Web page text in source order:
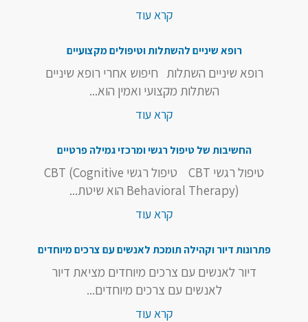
קרא עוד
רופא שיניים להשתלות וטיפולים מקצועיים
רופא שיניים השתלות חיפוש אחרי רופא שיניים
השתלות מקצועי ואמין הוא...
קרא עוד
החשיבות של טיפול רגשי ומרכזי גמילה פרטיים
טיפול רגשי CBT טיפול רגשי CBT (Cognitive
Behavioral Therapy) הוא שיטת...
קרא עוד
פתרונות דיור וקהילה תומכת לאנשים עם צרכים מיוחדים
דיור לאנשים עם צרכים מיוחדים מציאת דיור
לאנשים עם צרכים מיוחדים...
קרא עוד